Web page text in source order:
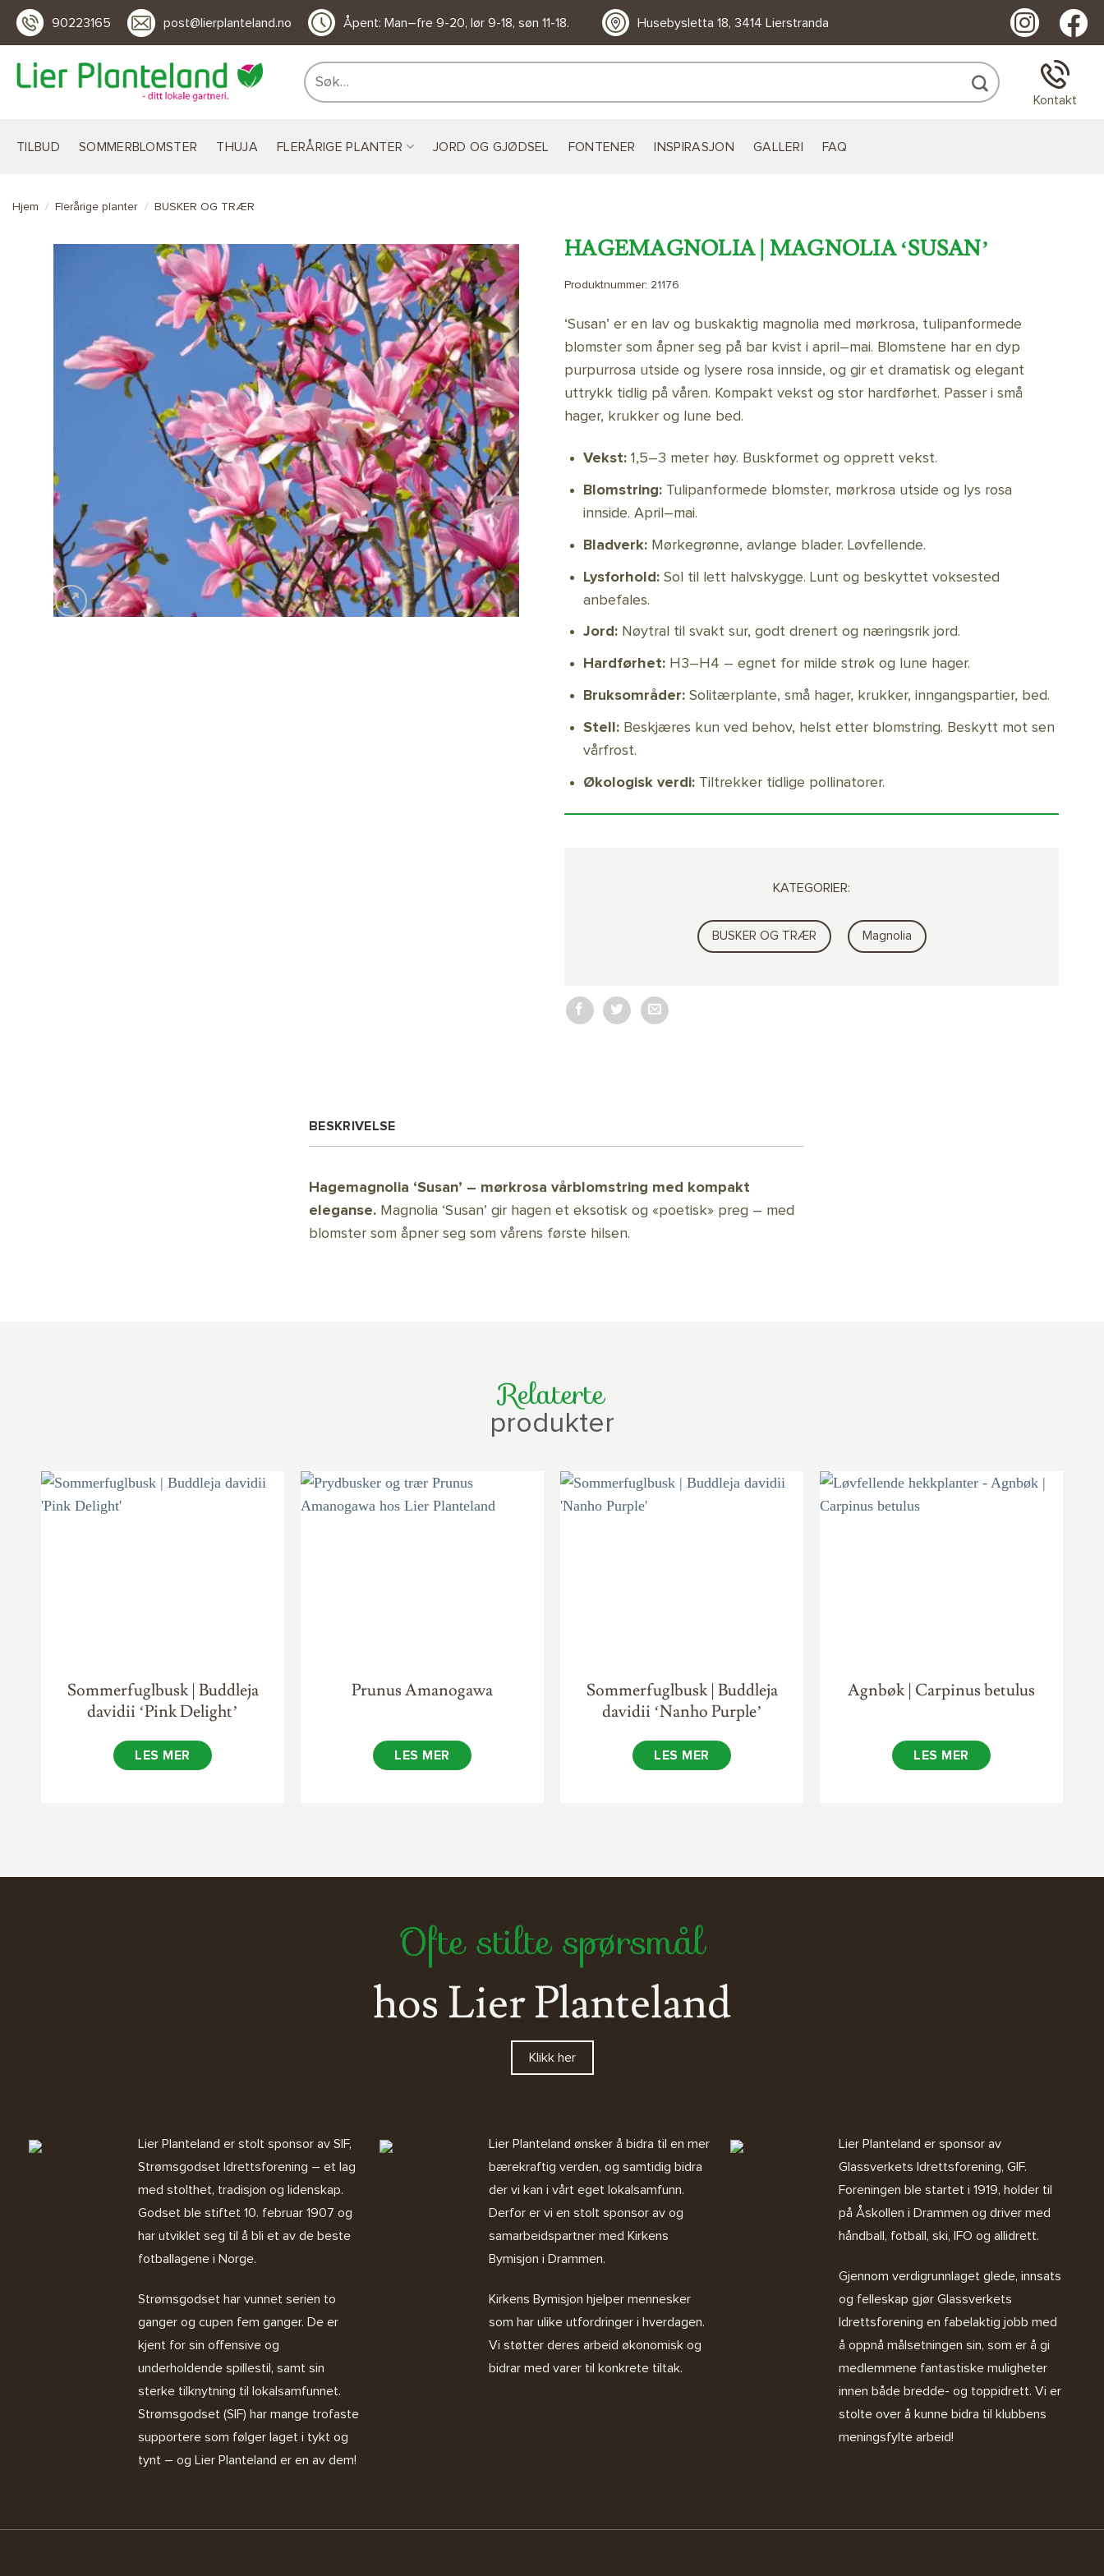
Skip
90223165 post@lierplanteland.no Åpent: Man–fre 9-20, lør 9-18, søn 11-18. Husebysletta 18, 3414 Lierstranda
Søk
etter:
Kontakt
TILBUD SOMMERBLOMSTER THUJA FLERÅRIGE PLANTER JORD OG GJØDSEL FONTENER INSPIRASJON GALLERI FAQ
Hjem / Flerårige planter / BUSKER OG TRÆR
LEGG TIL
ØNSKELISTE
HAGEMAGNOLIA | MAGNOLIA ‘SUSAN’
Produktnummer: 21176
‘Susan’ er en lav og buskaktig magnolia med mørkrosa, tulipanformede
blomster som åpner seg på bar kvist i april–mai. Blomstene har en dyp
purpurrosa utside og lysere rosa innside, og gir et dramatisk og elegant
uttrykk tidlig på våren. Kompakt vekst og stor hardførhet. Passer i små
hager, krukker og lune bed.
Vekst: 1,5–3 meter høy. Buskformet og opprett vekst.
Blomstring: Tulipanformede blomster, mørkrosa utside og lys rosa
innside. April–mai.
Bladverk: Mørkegrønne, avlange blader. Løvfellende.
Lysforhold: Sol til lett halvskygge. Lunt og beskyttet voksested
anbefales.
Jord: Nøytral til svakt sur, godt drenert og næringsrik jord.
Hardførhet: H3–H4 – egnet for milde strøk og lune hager.
Bruksområder: Solitærplante, små hager, krukker, inngangspartier, bed.
Stell: Beskjæres kun ved behov, helst etter blomstring. Beskytt mot sen
vårfrost.
Økologisk verdi: Tiltrekker tidlige pollinatorer.
KATEGORIER:
BUSKER OG TRÆR Magnolia
BESKRIVELSE
Hagemagnolia ‘Susan’ – mørkrosa vårblomstring med kompakt
eleganse. Magnolia ‘Susan’ gir hagen et eksotisk og «poetisk» preg – med
blomster som åpner seg som vårens første hilsen.
Relaterte
produkter
Sommerfuglbusk | Buddleja
davidii ‘Pink Delight’
LES MER
Prunus Amanogawa
LES MER
Sommerfuglbusk | Buddleja
davidii ‘Nanho Purple’
LES MER
Agnbøk | Carpinus betulus
LES MER
Ofte stilte spørsmål
hos Lier Planteland
Klikk her
Lier Planteland er stolt sponsor av SIF,
Strømsgodset Idrettsforening – et lag
med stolthet, tradisjon og lidenskap.
Godset ble stiftet 10. februar 1907 og
har utviklet seg til å bli et av de beste
fotballagene i Norge.
Strømsgodset har vunnet serien to
ganger og cupen fem ganger. De er
kjent for sin offensive og
underholdende spillestil, samt sin
sterke tilknytning til lokalsamfunnet.
Strømsgodset (SIF) har mange trofaste
supportere som følger laget i tykt og
tynt – og Lier Planteland er en av dem!
Lier Planteland ønsker å bidra til en mer
bærekraftig verden, og samtidig bidra
der vi kan i vårt eget lokalsamfunn.
Derfor er vi en stolt sponsor av og
samarbeidspartner med Kirkens
Bymisjon i Drammen.
Kirkens Bymisjon hjelper mennesker
som har ulike utfordringer i hverdagen.
Vi støtter deres arbeid økonomisk og
bidrar med varer til konkrete tiltak.
Lier Planteland er sponsor av
Glassverkets Idrettsforening, GIF.
Foreningen ble startet i 1919, holder til
på Åskollen i Drammen og driver med
håndball, fotball, ski, IFO og allidrett.
Gjennom verdigrunnlaget glede, innsats
og felleskap gjør Glassverkets
Idrettsforening en fabelaktig jobb med
å oppnå målsetningen sin, som er å gi
medlemmene fantastiske muligheter
innen både bredde- og toppidrett. Vi er
stolte over å kunne bidra til klubbens
meningsfylte arbeid!